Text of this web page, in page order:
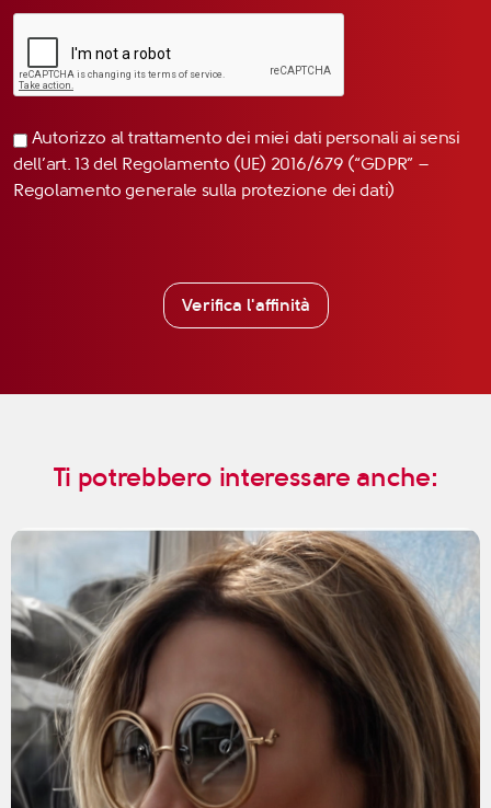
Autorizzo al trattamento dei miei dati personali ai sensi
dell’art. 13 del Regolamento (UE) 2016/679 (“GDPR” –
Regolamento generale sulla protezione dei dati)
Verifica l'affinità
Ti potrebbero interessare anche: